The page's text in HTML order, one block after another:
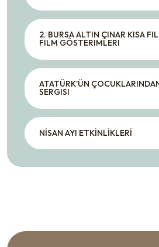
2. BURSA ALTIN ÇINAR KISA
FILM GÖSTERIMLERI
ATATÜRK’ÜN
SERGISI
NİSAN AYI ETKİNLİKLERİ